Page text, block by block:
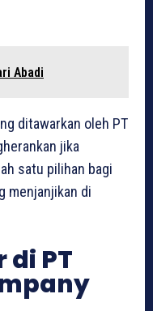
Abadi
ditawarkan oleh PT
jika
satu pilihan bagi
menjanjikan di
PT